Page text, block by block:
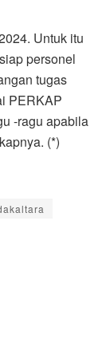
Untuk itu
personel
tugas
PERKAP
-ragu apabila
(*)